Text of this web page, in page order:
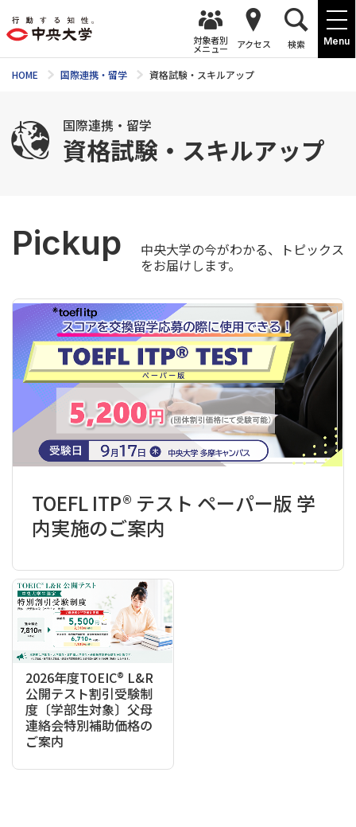
Menu
対象者別
メニュー アクセス 検索
HOME 国際連携・留学 資格試験・スキルアップ
国際連携・留学
資格試験・スキルアップ
Pickup
中央大学の今がわかる、トピックス
をお届けします。
TOEFL ITP® テスト ペーパー版 学
内実施のご案内
2026年度TOEIC® L&R
公開テスト割引受験制
度〔学部生対象〕父母
連絡会特別補助価格の
ご案内